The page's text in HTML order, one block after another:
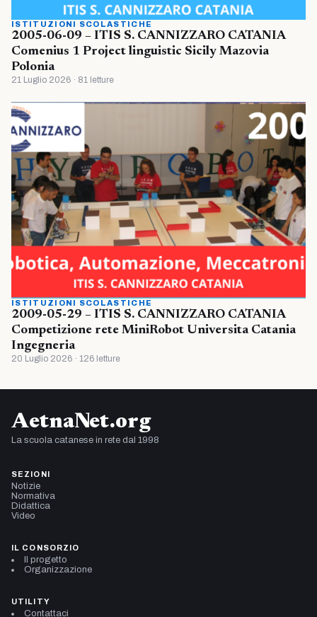
ISTITUZIONI SCOLASTICHE
2005-06-09 – ITIS S. CANNIZZARO CATANIA
Comenius 1 Project linguistic Sicily Mazovia
Polonia
21 Luglio 2026 · 81 letture
ISTITUZIONI SCOLASTICHE
2009-05-29 – ITIS S. CANNIZZARO CATANIA
Competizione rete MiniRobot Universita Catania
Ingegneria
20 Luglio 2026 · 126 letture
AetnaNet.org
La scuola catanese in rete dal 1998
SEZIONI
Notizie
Normativa
Didattica
Video
IL CONSORZIO
Il progetto
Organizzazione
UTILITY
Contattaci